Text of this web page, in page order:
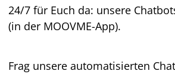
24/7 für Euch da: unsere
(in der MOOVME-App).
Frag unsere automatisierten